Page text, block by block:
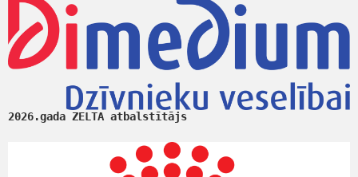
2026.gada ZELTA atbalstītājs